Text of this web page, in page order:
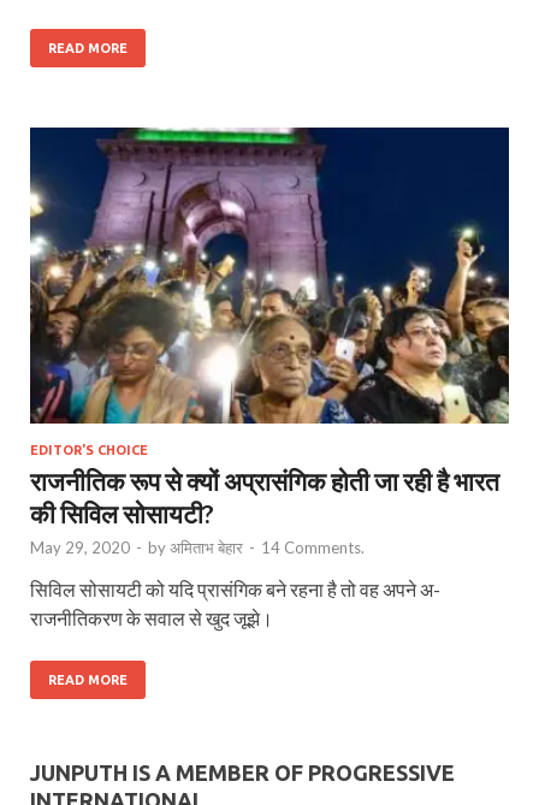
READ MORE
EDITOR'S CHOICE
राजनीतिक रूप से क्यों अप्रासंगिक होती जा रही है भारत
की सिविल सोसायटी?
May 29, 2020 - byअमिताभ बेहार - 14 Comments.
सिविल सोसायटी को यदि प्रासंगिक बने रहना है तो वह अपने अ-
राजनीतिकरण के सवाल से खुद जूझे।
READ MORE
JUNPUTH IS A MEMBER OF PROGRESSIVE
INTERNATIONAL